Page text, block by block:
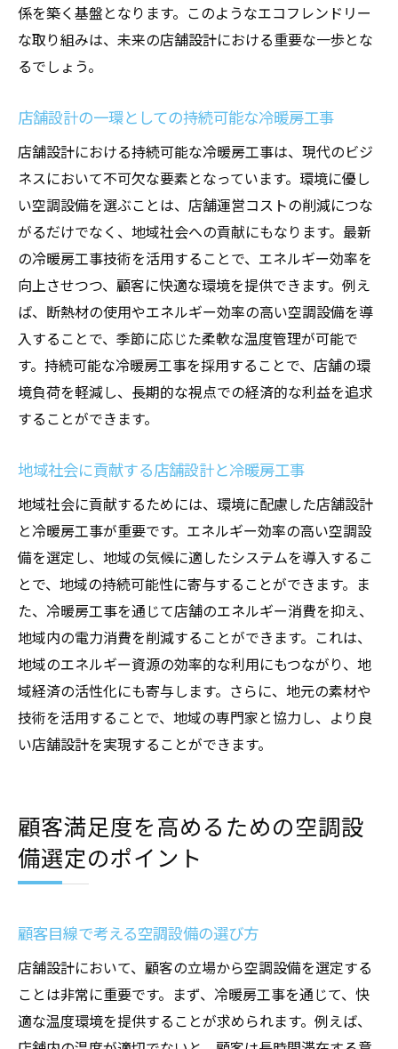
係を築く基盤となります。このようなエコフレンドリー
な取り組みは、未来の店舗設計における重要な一歩とな
るでしょう。
店舗設計の一環としての持続可能な冷暖房工事
店舗設計における持続可能な冷暖房工事は、現代のビジ
ネスにおいて不可欠な要素となっています。環境に優し
い空調設備を選ぶことは、店舗運営コストの削減につな
がるだけでなく、地域社会への貢献にもなります。最新
の冷暖房工事技術を活用することで、エネルギー効率を
向上させつつ、顧客に快適な環境を提供できます。例え
ば、断熱材の使用やエネルギー効率の高い空調設備を導
入することで、季節に応じた柔軟な温度管理が可能で
す。持続可能な冷暖房工事を採用することで、店舗の環
境負荷を軽減し、長期的な視点での経済的な利益を追求
することができます。
地域社会に貢献する店舗設計と冷暖房工事
地域社会に貢献するためには、環境に配慮した店舗設計
と冷暖房工事が重要です。エネルギー効率の高い空調設
備を選定し、地域の気候に適したシステムを導入するこ
とで、地域の持続可能性に寄与することができます。ま
た、冷暖房工事を通じて店舗のエネルギー消費を抑え、
地域内の電力消費を削減することができます。これは、
地域のエネルギー資源の効率的な利用にもつながり、地
域経済の活性化にも寄与します。さらに、地元の素材や
技術を活用することで、地域の専門家と協力し、より良
い店舗設計を実現することができます。
顧客満足度を高めるための空調設
備選定のポイント
顧客目線で考える空調設備の選び方
店舗設計において、顧客の立場から空調設備を選定する
ことは非常に重要です。まず、冷暖房工事を通じて、快
適な温度環境を提供することが求められます。例えば、